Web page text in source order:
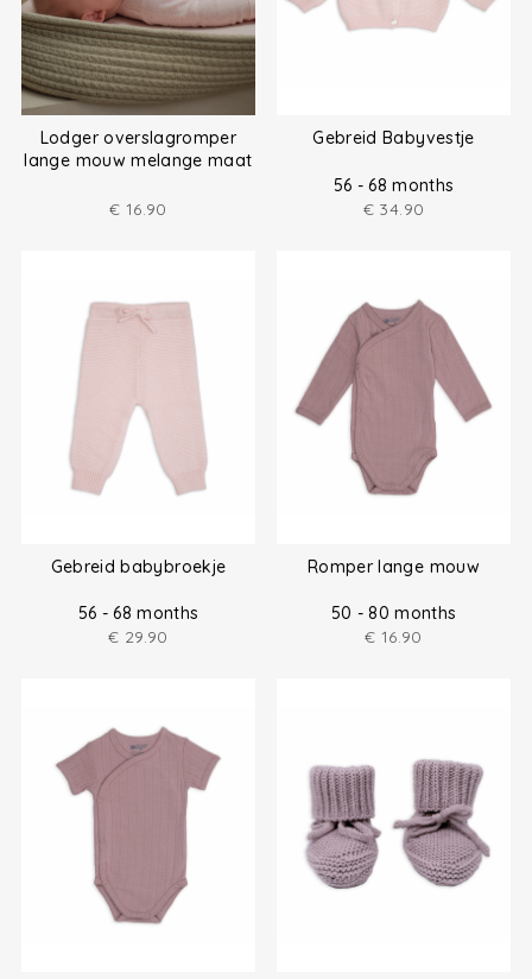
Lodger overslagromper
lange mouw melange maat
€ 16.90
Gebreid Babyvestje
56 - 68 months
€ 34.90
Gebreid babybroekje
56 - 68 months
€ 29.90
Romper lange mouw
50 - 80 months
€ 16.90